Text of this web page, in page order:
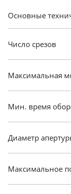
Основные
Число срезов
Максимальная
Мин. время
Диаметр
Максимальное